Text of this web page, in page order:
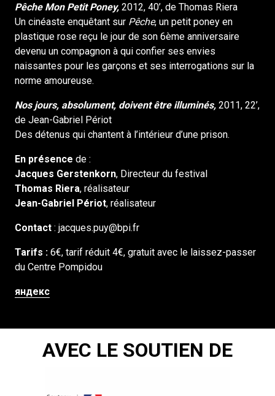
Pêche Mon Petit Poney, 2012, 40’, de Thomas Riera
Un cinéaste enquêtant sur Pêche, un petit poney en
plastique rose reçu le jour de son 6ème anniversaire
devenu un compagnon à qui confier ses envies
naissantes pour les garçons et ses interrogations sur la
norme amoureuse.
Nos jours, absolument, doivent être illuminés, 2011, 22’,
de Jean-Gabriel Périot
Des détenus qui chantent à l’intérieur d’une prison.
En présence de :
Jacques Gerstenkorn, Directeur du festival
Thomas Riera, réalisateur
Jean-Gabriel Périot, réalisateur
Contact : jacques.puy@bpi.fr
Tarifs : 6€, tarif réduit 4€, gratuit avec le laissez-passer
du Centre Pompidou
яндекс
AVEC LE SOUTIEN DE